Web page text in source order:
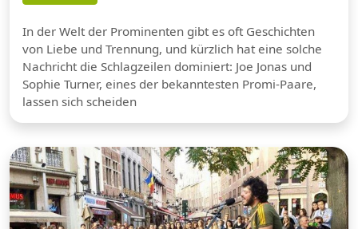
In der Welt der Prominenten gibt es oft Geschichten
von Liebe und Trennung, und kürzlich hat eine solche
Nachricht die Schlagzeilen dominiert: Joe Jonas und
Sophie Turner, eines der bekanntesten Promi-Paare,
lassen sich scheiden